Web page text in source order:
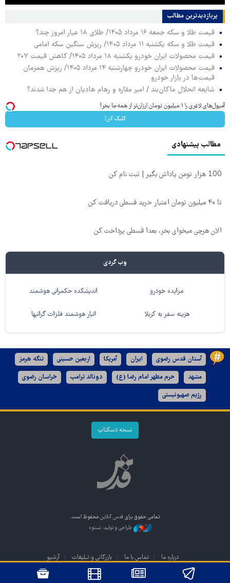
پربازدیدترین‌ مطالب
قیمت طلا و سکه جمعه ۱۶ مرداد ۱۴۰۵/ طلای ۱۸ عیار امروز چند؟
قیمت طلا و سکه یکشنبه ۱۱ مرداد ۱۴۰۵/ ریزش سنگین سکه امامی
قیمت محصولات ایران خودرو یکشنبه ۱۸ مرداد ۱۴۰۵/ کاهش قیمت ۲۰۷
قیمت محصولات ایران خودرو چهارشنبه ۱۴ مرداد ۱۴۰۵/ ریزش همزمان
قیمت‌ها در بازار خودرو
شایعه انحلال ماکان‌بند / امیر مقاره و رهام هادیان از هم جدا شدند؟
آمپول‌های لاغری را ۱ میلیون تومان ارزان‌تر از همه‌جا بخر!
کلیک کن!
مطالب پیشنهادی
100 هزار تومن پاداش بگیر | ثبت نام کن
تا ۴۰ میلیون تومان اعتبار خرید قسطی دریافت کن
الان هرچی میخوای بخر، بعدا قسطی پرداخت کن
وب گردی
مزایده خودرو اندیشکده حکمرانی هوشمند
هزینه سفر به کربلا انبار هوشمند فلزات گرانبها
آستان قدس رضوی ایران آمریکا اربعین حسینی تنگه هرمز
مشهد حرم مطهر امام رضا (ع) دونالد ترامپ خراسان رضوی
رژیم صهیونیستی
نسخه دسکتاپ
تمامی حقوق برای قدس آنلاین محفوظ است.
طراحی و تولید: نستوه
درباره ما تماس با ما بازرگانی و تبلیغات آرشیو